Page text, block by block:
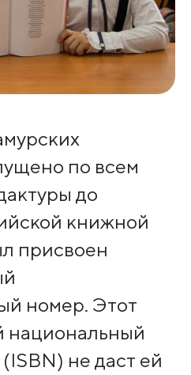
по всем
до
книжной
присвоен
номер. Этот
национальный
не даст ей